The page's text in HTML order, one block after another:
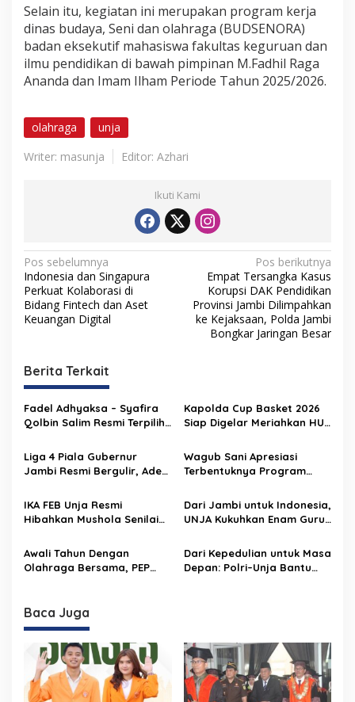
Selain itu, kegiatan ini merupakan program kerja
dinas budaya, Seni dan olahraga (BUDSENORA)
badan eksekutif mahasiswa fakultas keguruan dan
ilmu pendidikan di bawah pimpinan M.Fadhil Raga
Ananda dan Imam Ilham Periode Tahun 2025/2026.
olahraga
unja
Writer: masunja
Editor: Azhari
Ikuti Kami
N
a
v
a
s
i
o
Pos sebelumnya
Indonesia dan Singapura
Perkuat Kolaborasi di
Bidang Fintech dan Aset
Keuangan Digital
Pos berikutnya
Empat Tersangka Kasus
Korupsi DAK Pendidikan
Provinsi Jambi Dilimpahkan
ke Kejaksaan, Polda Jambi
Bongkar Jaringan Besar
Berita Terkait
Fadel Adhyaksa – Syafira
Qolbin Salim Resmi Terpilih
Ketua BEM Fakultas Hukum
Unja Periode 2026–2027
Kapolda Cup Basket 2026
Siap Digelar Meriahkan HUT
Liga 4 Piala Gubernur
Jambi Resmi Bergulir, Ade
Bertanding, Junjung Tinggi
Sportivitas
Wagub Sani Apresiasi
Terbentuknya Program
IKA FEB Unja Resmi
Hibahkan Mushola Senilai
Universitas Jambi
Dari Jambi untuk Indonesia,
UNJA Kukuhkan Enam Guru
Awali Tahun Dengan
Olahraga Bersama, PEP
Dari Kepedulian untuk Masa
Depan: Polri–Unja Bantu
Baca Juga